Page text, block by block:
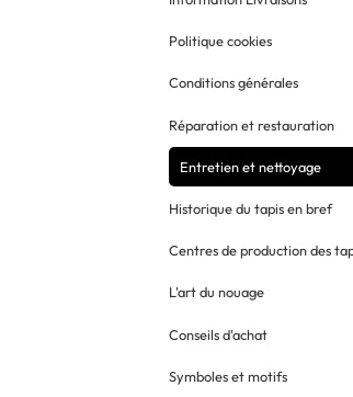
Politique cookies
Conditions générales
Réparation et restauration
Entretien et nettoyage
Historique du tapis en bref
Centres de production des
L'art du nouage
Conseils d'achat
Symboles et motifs